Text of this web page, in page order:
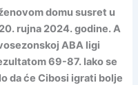
domu susret u
rujna 2024. godine. A
ABA ligi
69-87. Iako se
da će Cibosi igrati bolje